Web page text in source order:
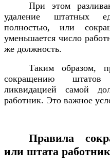
При этом
удаление штатных
полностью, или
уменьшается число
же должность.
Таким образом,
сокращению штатов
ликвидацией самой
работник. Это важное
Правила
или штата